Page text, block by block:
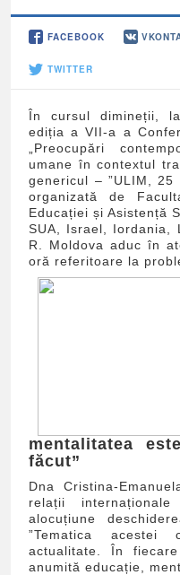
FACEBOOK
TWITTER
În cursul dimineții,
ediția a VII-a a
„Preocupări
umane în contextul
genericul – ”ULIM,
organizată de
Educației și Asistență
SUA, Israel, Iordania,
R. Moldova aduc în
oră referitoare la
mentalitatea
făcut”
Dna Cristina-
relații
alocuțiune
”Tematica
actualitate. În
anumită educație,